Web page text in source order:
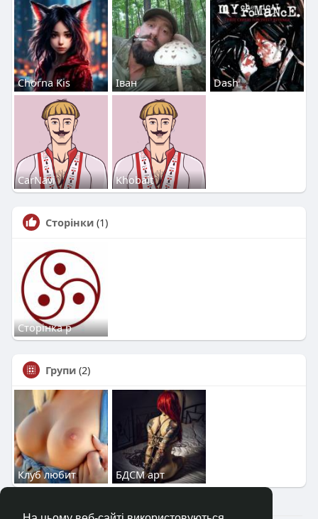
Chorna Kis Іван Dash
CarNavi Khobalt
Сторінки (1)
Сторінка р
Групи (2)
Клуб любит БДСМ арт